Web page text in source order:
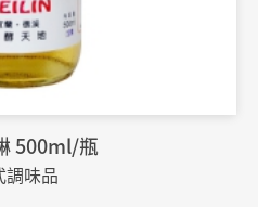
500ml/瓶
調味品